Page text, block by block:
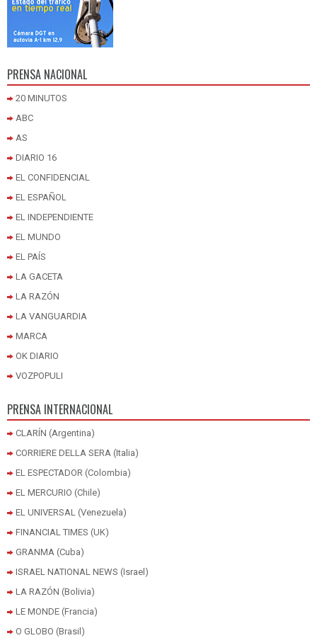
PRENSA NACIONAL
20 MINUTOS
ABC
AS
DIARIO 16
EL CONFIDENCIAL
EL ESPAÑOL
EL INDEPENDIENTE
EL MUNDO
EL PAÍS
LA GACETA
LA RAZÓN
LA VANGUARDIA
MARCA
OK DIARIO
VOZPOPULI
PRENSA INTERNACIONAL
CLARÍN (Argentina)
CORRIERE DELLA SERA (Italia)
EL ESPECTADOR (Colombia)
EL MERCURIO (Chile)
EL UNIVERSAL (Venezuela)
FINANCIAL TIMES (UK)
GRANMA (Cuba)
ISRAEL NATIONAL NEWS (Israel)
LA RAZÓN (Bolivia)
LE MONDE (Francia)
O GLOBO (Brasil)